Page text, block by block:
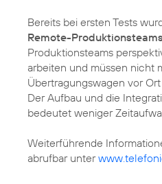
Bereits bei ersten Tests
Remote-Produktionsteams
Produktionsteams
arbeiten und müssen nicht
Übertragungswagen vor
Der Aufbau und die
bedeutet weniger
Weiterführende
abrufbar unter